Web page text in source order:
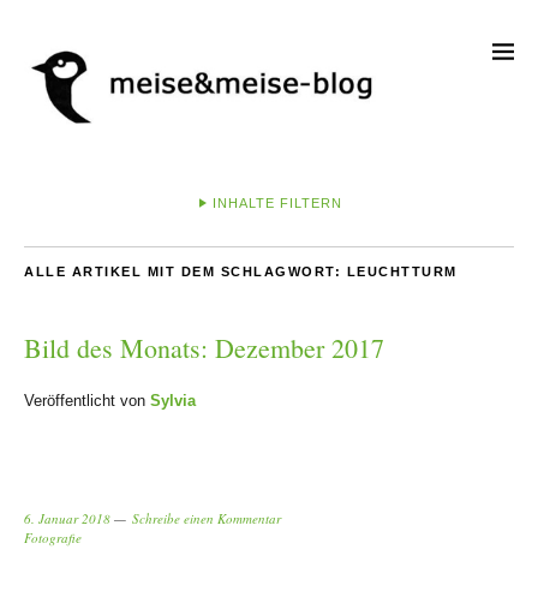
INHALTE FILTERN
ALLE ARTIKEL MIT DEM SCHLAGWORT: LEUCHTTURM
Bild des Monats: Dezember 2017
Veröffentlicht von Sylvia
6. Januar 2018
Schreibe einen Kommentar
Fotografie